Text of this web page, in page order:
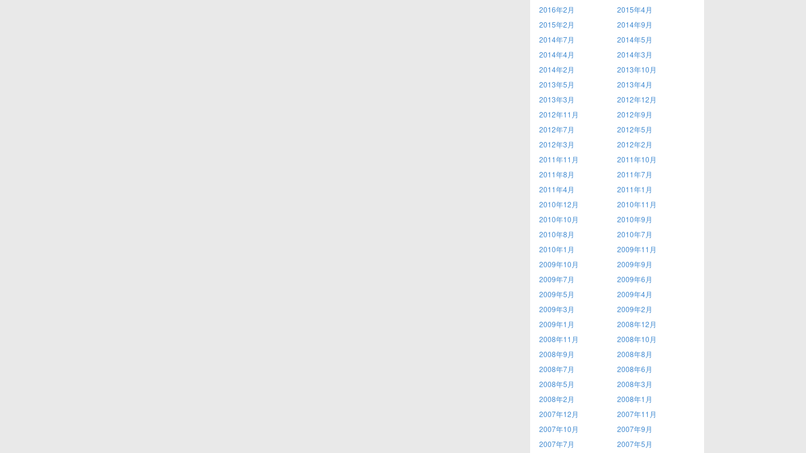
2016年2月
2015年4月
2015年2月
2014年9月
2014年7月
2014年5月
2014年4月
2014年3月
2014年2月
2013年10月
2013年5月
2013年4月
2013年3月
2012年12月
2012年11月
2012年9月
2012年7月
2012年5月
2012年3月
2012年2月
2011年11月
2011年10月
2011年8月
2011年7月
2011年4月
2011年1月
2010年12月
2010年11月
2010年10月
2010年9月
2010年8月
2010年7月
2010年1月
2009年11月
2009年10月
2009年9月
2009年7月
2009年6月
2009年5月
2009年4月
2009年3月
2009年2月
2009年1月
2008年12月
2008年11月
2008年10月
2008年9月
2008年8月
2008年7月
2008年6月
2008年5月
2008年3月
2008年2月
2008年1月
2007年12月
2007年11月
2007年10月
2007年9月
2007年7月
2007年5月